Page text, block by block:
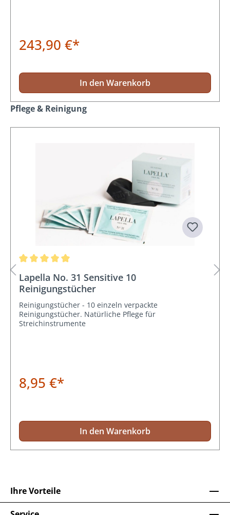
243,90 €*
In den Warenkorb
Produktgalerie überspringen
Pflege & Reinigung
Lapella No. 31 Sensitive 10
Reinigungstücher
Reinigungstücher - 10 einzeln verpackte
Reinigungstücher. Natürliche Pflege für
Streichinstrumente
8,95 €*
In den Warenkorb
Ihre Vorteile